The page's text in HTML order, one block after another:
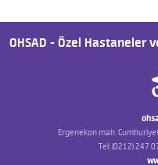
OHSAD - Özel Hastaneler
Ergenekon mah.
Tel: (0212) 247